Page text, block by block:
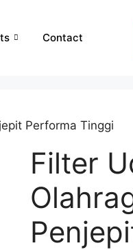
Contact
Performa Tinggi
Filter